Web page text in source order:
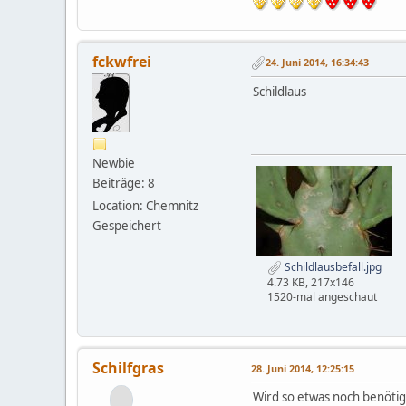
fckwfrei
Newbie
Beiträge: 8
Location: Chemnitz
Gespeichert
24. Juni 2014, 16:34:43
Schildlaus
Schildlausbefall.jpg
4.73 KB, 217x146
1520-mal angeschaut
Schilfgras 28. Juni 2014, 12:25:15
Wird so etwas noch